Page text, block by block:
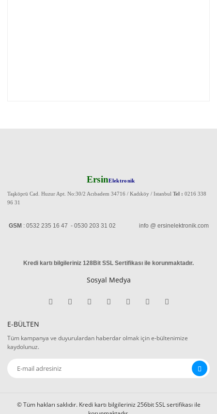
ErsinElektronik
Taşköprü Cad. Huzur Apt. No:30/2 Acıbadem 34716 / Kadıköy / Istanbul Tel : 0216 338
96 31
GSM : 0532 235 16 47 - 0530 203 31 02 info @ ersinelektronik.com
Kredi kartı bilgileriniz 128Bit SSL Sertifikası ile korunmaktadır.
Sosyal Medya
E-BÜLTEN
Tüm kampanya ve duyurulardan haberdar olmak için e-bültenimize
kaydolunuz.
© Tüm hakları saklıdır. Kredi kartı bilgileriniz 256bit SSL sertifikası ile